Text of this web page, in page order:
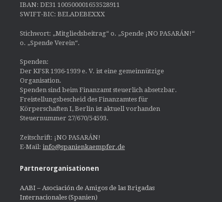
IBAN: DE31 100500001653528911
SWIFT-BIC: BELADEBEXXX
Stichwort: „Mitgliedsbeitrag“ o. „Spende ¡NO PASARÁN!“
o. „Spende Verein“.
Spenden:
Der KFSR 1936-1939 e. V. ist eine gemeinnützige
Organisation.
Spenden sind beim Finanzamt steuerlich absetzbar.
Freistellungsbescheid des Finanzamtes für
Körperschaften I, Berlin ist aktuell vorhanden
Steuernummer 27/670/54593.
Zeitschrift: ¡NO PASARÁN!
E-Mail: info@spanienkaempfer.de
Partnerorganisationen
AABI – Asociación de Amigos de las Brigadas
Internacionales (Spanien)